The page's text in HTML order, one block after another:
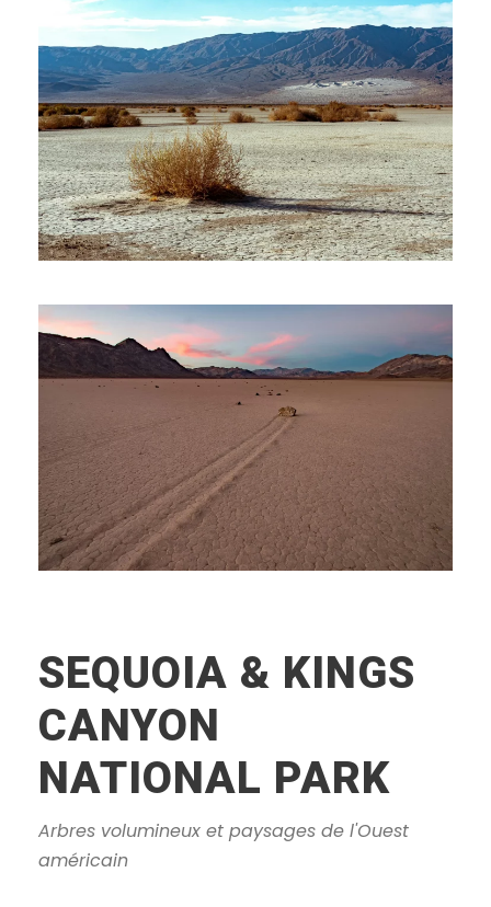
SEQUOIA & KINGS
CANYON
NATIONAL PARK
Arbres volumineux et paysages de l'Ouest
américain